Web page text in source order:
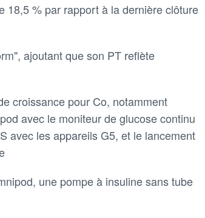
18,5 % par rapport à la dernière clôture
ajoutant que son PT reflète
croissance pour Co, notamment
avec le moniteur de glucose continu
avec les appareils G5, et le lancement
une pompe à insuline sans tube